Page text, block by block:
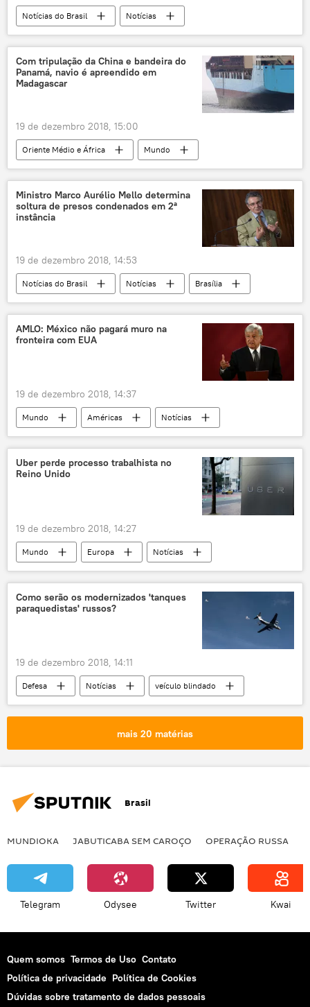
Notícias do Brasil
Notícias
Sociedade
Com tripulação da China e bandeira do
Panamá, navio é apreendido em
Madagascar
19 de dezembro 2018, 15:00
Oriente Médio e África
Mundo
Notícias
China
Panamá
Madagascar
Antananarivo
Cristian Ntsay
navegação ilegal
Ministro Marco Aurélio Mello determina
soltura de presos condenados em 2ª
instância
19 de dezembro 2018, 14:53
Notícias do Brasil Notícias
Brasília
Luiz Inácio Lula da Silva
Gleisi Hoffmann
Marco Aurélio Mello
PT
2ª instância
AMLO: México não pagará muro na
fronteira com EUA
19 de dezembro 2018, 14:37
Mundo Américas Notícias
Uber perde processo trabalhista no
Reino Unido
19 de dezembro 2018, 14:27
Mundo Europa
Notícias
Reino Unido
Uber
Como serão os modernizados 'tanques
paraquedistas' russos?
19 de dezembro 2018, 14:11
Defesa Notícias
veículo blindado
veículo de combate
tanque
mais 20 matérias
Brasil
MUNDIOKA JABUTICABA SEM CAROÇO OPERAÇÃO RUSSA
Telegram Odysee Twitter Kwai
Quem somos Termos de Uso Contato
Política de privacidade Política de Cookies
Dúvidas sobre tratamento de dados pessoais